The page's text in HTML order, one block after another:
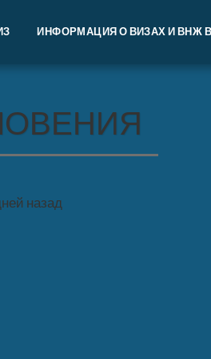
ИНФОРМАЦИЯ О ВИЗАХ И ВНЖ
назад